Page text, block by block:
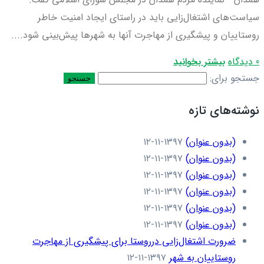
سیاست‌های اشتغال‌زایی باید در راستای ایجاد امنیت خاطر
روستاییان و پیشگیری از مهاجرت آنها به شهرها پیش‌بینی شود....
0 دیدگاه
بیشتر بخوانید
جستجو برای:
نوشته‌های تازه
(بدون عنوان) ۱۳۹۷-۱۱-۱۲
(بدون عنوان) ۱۳۹۷-۱۱-۱۲
(بدون عنوان) ۱۳۹۷-۱۱-۱۲
(بدون عنوان) ۱۳۹۷-۱۱-۱۲
(بدون عنوان) ۱۳۹۷-۱۱-۱۲
(بدون عنوان) ۱۳۹۷-۱۱-۱۲
ضرورت اشتغال‌زایی درروستا برای پیشگیری از مهاجرت
روستاییان به شهر ۱۳۹۷-۱۱-۱۲